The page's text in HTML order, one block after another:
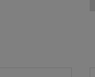
bereiken